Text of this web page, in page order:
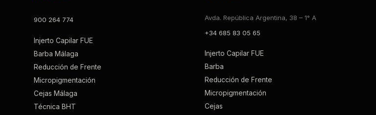
900 264 774
Injerto Capilar FUE
Barba Málaga
Reducción de Frente
Micropigmentación
Cejas Málaga
Técnica BHT
Avda. República Argentina, 38 – 1° A
+34 685 83 05 65
Injerto Capilar FUE
Barba
Reducción de Frente
Micropigmentación
Cejas